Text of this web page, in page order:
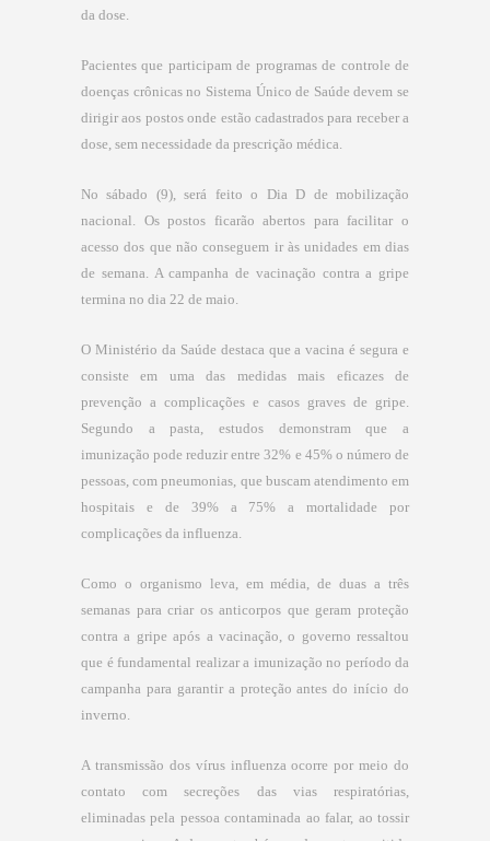
da dose.
Pacientes que participam de programas de controle de
doenças crônicas no Sistema Único de Saúde devem se
dirigir aos postos onde estão cadastrados para receber a
dose, sem necessidade da prescrição médica.
No sábado (9), será feito o Dia D de mobilização
nacional. Os postos ficarão abertos para facilitar o
acesso dos que não conseguem ir às unidades em dias
de semana. A campanha de vacinação contra a gripe
termina no dia 22 de maio.
O Ministério da Saúde destaca que a vacina é segura e
consiste em uma das medidas mais eficazes de
prevenção a complicações e casos graves de gripe.
Segundo a pasta, estudos demonstram que a
imunização pode reduzir entre 32% e 45% o número de
pessoas, com pneumonias, que buscam atendimento em
hospitais e de 39% a 75% a mortalidade por
complicações da influenza.
Como o organismo leva, em média, de duas a três
semanas para criar os anticorpos que geram proteção
contra a gripe após a vacinação, o governo ressaltou
que é fundamental realizar a imunização no período da
campanha para garantir a proteção antes do início do
inverno.
A transmissão dos vírus influenza ocorre por meio do
contato com secreções das vias respiratórias,
eliminadas pela pessoa contaminada ao falar, ao tossir